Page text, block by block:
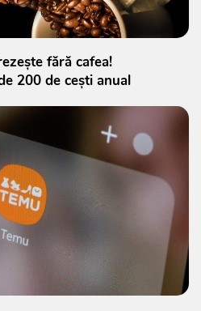
fără cafea!
200 de cești anual